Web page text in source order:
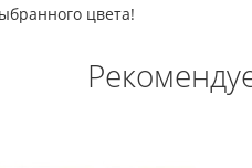
цвета!